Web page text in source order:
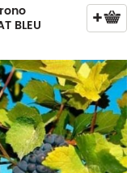
BLEU